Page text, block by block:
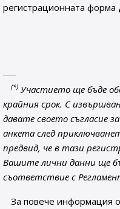
регистрационната форма
(*) Участието ще бъде
крайния срок. С
давате своето съгласие
анкета след
предвид, че в тази
Вашите лични данни ще
съответствие с
За повече информация